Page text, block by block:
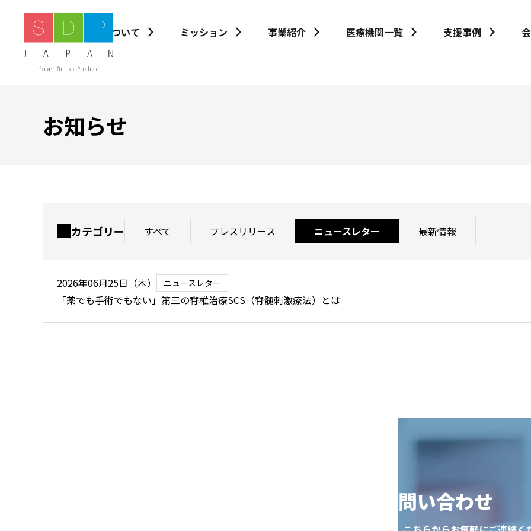
私たちについて ミッション 事業紹介 医療機関一覧 支援事例
お知らせ
カテゴリー すべて プレスリリース ニュースレター 最新情報
2026年06月25日（木） ニュースレター
「薬でも手術でもない」第三の脊椎治療SCS（脊髄刺激療法）とは
ご相談・お問い合わせ